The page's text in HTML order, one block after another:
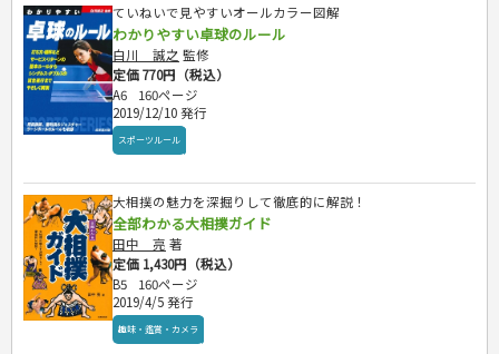
犬・猫
ペット・飼育
園芸・野菜づくり
雑学
ナンプレ
囲碁・将棋・麻雀
ゲーム・マジック
家相・風水・占い
カルチャー・芸術・趣味
鉄道・車・自転車
音楽・楽器
趣味・鑑賞・カメラ
絵画・デッサン
俳句・詩・ことば
辞典・語学
辞典
語学・旅行会話
運転免許
原付・二輪
普通免許
その他免許
生活・暮らし
料理
料理・レシピ
おもてなし・ごちそう料理
各国料理
お弁当
健康メニュー・ダイエット
調理器具クッキング
お菓子・ケーキ・パン
飲み物・お酒
手芸・クラフト
編み物
ソーイング
クラフト
住まい・インテリア・暮らし
インテリア・ハウジング
収納・掃除・暮らし
美容・ファッション
ダイエット・エクササイズ
メイク・ネイル・ヘア
着物・着つけ
冠婚葬祭・手紙・ペン字
冠婚葬祭・スピーチ・マナー
手紙・ペン字
妊娠・出産・育児
妊娠・出産・育児
離乳食・幼児食・こどもレシピ
ツボ・マッサージ
家庭医学・病気
健康知識
栄養事典
生活習慣病
看護・介護
看護一般
介護一般
保育・教育
パネルシアター
指導マニュアル
こどもの本
児童一般
おりがみ・あやとり
なぞなぞ・ゲーム
占い・心理ゲーム
のりもの・ずかん
読み物・絵本
学参・ドリル
夏休みドリル
総復習ドリル
学習・地図
自由研究・読書感想文
就職活動
就職活動
就職試験
公務員試験
資格試験
検定試験・資格試験
英語検定・TOEIC
漢字検定・数学検定
ビジネス
経営・経済・法律
旅行・歴史
ていねいで見やすいオールカラー図解
わかりやすい卓球のルール
白川 誠之 監修
定価 770円（税込）
A6
160ページ
2019/12/10 発行
スポーツルール
大相撲の魅力を深掘りして徹底的に解説！
全部わかる大相撲ガイド
田中 亮 著
定価 1,430円（税込）
B5
160ページ
2019/4/5 発行
趣味・鑑賞・カメラ